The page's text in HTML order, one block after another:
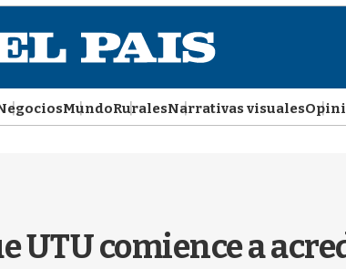
MundoRuralesNarrativas visuales
UTU comience a